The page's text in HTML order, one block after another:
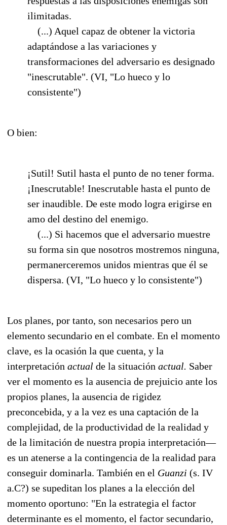
ilimitadas.
(...) Aquel capaz de obtener la victoria
adaptándose a las variaciones y
transformaciones del adversario es designado
"inescrutable". (VI, "Lo hueco y lo
consistente")
O bien:
¡Sutil! Sutil hasta el punto de no tener forma.
¡Inescrutable! Inescrutable hasta el punto de
ser inaudible. De este modo logra erigirse en
amo del destino del enemigo.
(...) Si hacemos que el adversario muestre
su forma sin que nosotros mostremos ninguna,
permanerceremos unidos mientras que él se
dispersa. (VI, "Lo hueco y lo consistente")
Los planes, por tanto, son necesarios pero un
elemento secundario en el combate. En el momento
clave, es la ocasión la que cuenta, y la
interpretación actual de la situación actual. Saber
ver el momento es la ausencia de prejuicio ante los
propios planes, la ausencia de rigidez
preconcebida, y a la vez es una captación de la
complejidad, de la productividad de la realidad y
de la limitación de nuestra propia interpretación—
es un atenerse a la contingencia de la realidad para
conseguir dominarla. También en el Guanzi (s. IV
a.C?) se supeditan los planes a la elección del
momento oportuno: "En la estrategia el factor
determinante es el momento, el factor secundario,